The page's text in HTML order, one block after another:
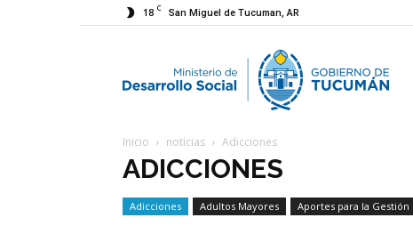
18 C San Miguel de Tucuman, AR
Inicio noticias Adicciones
ADICCIONES
Adicciones Adultos Mayores Aportes para la Gestión